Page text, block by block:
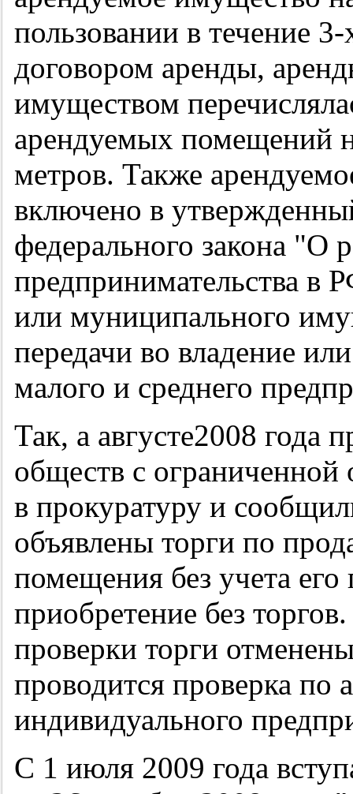
пользовании в течение
договором аренды,
имуществом
арендуемых помещений
метров. Также
включено в
федерального закона "О
предпринимательства в
или муниципального
передачи во владение
малого и среднего
Так, а августе2008 года
обществ с ограниченной
в прокуратуру и
объявлены торги по
помещения без учета
приобретение без
проверки торги
проводится проверка по
индивидуального
С 1 июля 2009 года